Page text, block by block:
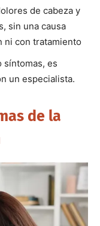
de cabeza y
sin una causa
ni con tratamiento
síntomas, es
un especialista.
de la